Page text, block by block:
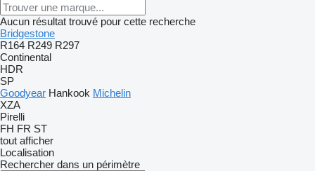
Aucun résultat trouvé pour cette recherche
Bridgestone
R164 R249 R297
Continental
HDR
SP
Goodyear Hankook Michelin
XZA
Pirelli
FH FR ST
tout afficher
Localisation
Rechercher dans un périmètre